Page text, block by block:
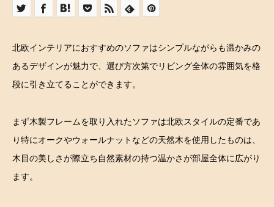
北欧インテリアにおすすめのソファはシンプルながらも温かみの
あるデザインが魅力で、選び方次第でリビング全体の雰囲気を格
段に引き立てることができます。
まず木製フレームを取り入れたソファは北欧スタイルの定番であ
り特にオークやウォールナットなどの天然木を使用したものは、
木目の美しさが際立ち自然素材の持つ温かさが部屋全体に広がり
ます。